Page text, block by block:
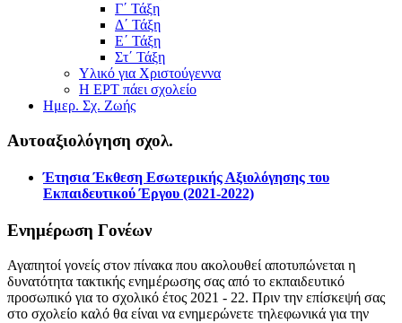
Γ΄ Τάξη
Δ΄ Τάξη
Ε΄ Τάξη
Στ΄ Τάξη
Υλικό για Χριστούγεννα
Η ΕΡΤ πάει σχολείο
Ημερ. Σχ. Ζωής
Αυτοαξιολόγηση σχολ.
Έτησια Έκθεση Εσωτερικής Αξιολόγησης του
Εκπαιδευτικού Έργου (2021-2022)
Ενημέρωση Γονέων
Αγαπητοί γονείς στον πίνακα που ακολουθεί αποτυπώνεται η
δυνατότητα τακτικής ενημέρωσης σας από το εκπαιδευτικό
προσωπικό για το σχολικό έτος 2021 - 22. Πριν την επίσκεψή σας
στο σχολείο καλό θα είναι να ενημερώνετε τηλεφωνικά για την